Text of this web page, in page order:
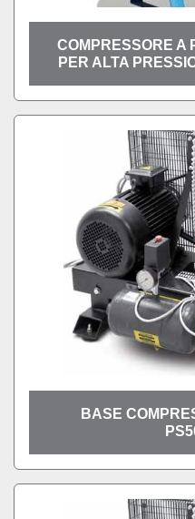
COMPRESSORE A
PER ALTA
BASE